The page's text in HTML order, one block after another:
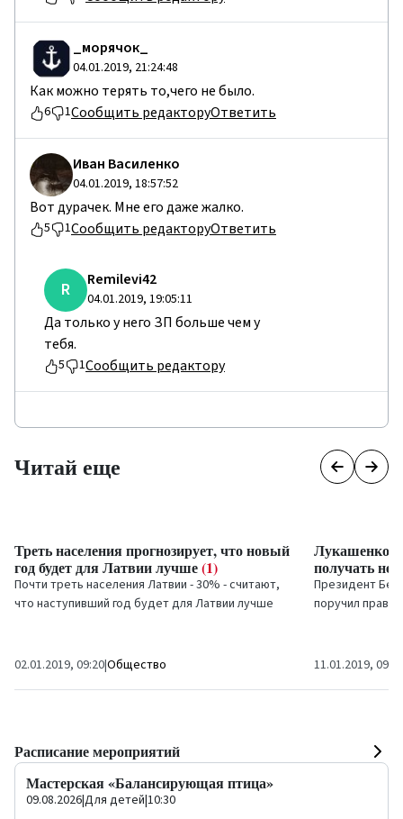
_морячок_
04.01.2019, 21:24:48
Как можно терять то,чего не было.
6 1Сообщить редакторуОтветить
Иван Василенко
04.01.2019, 18:57:52
Вот дурачек. Мне его даже жалко.
5 1Сообщить редакторуОтветить
R Remilevi42
04.01.2019, 19:05:11
Да только у него ЗП больше чем у
тебя.
5 1Сообщить редактору
Читай еще
Треть населения прогнозирует, что новый
год будет для Латвии лучше(1)
Почти треть населения Латвии - 30% - считают,
что наступивший год будет для Латвии лучше
02.01.2019, 09:20|Общество
Лукашенко:
получать
Президент
поручил
11.01.2019, 09:07
Расписание мероприятий
Мастерская «Балансирующая птица»
09.08.2026|Для детей|10:30